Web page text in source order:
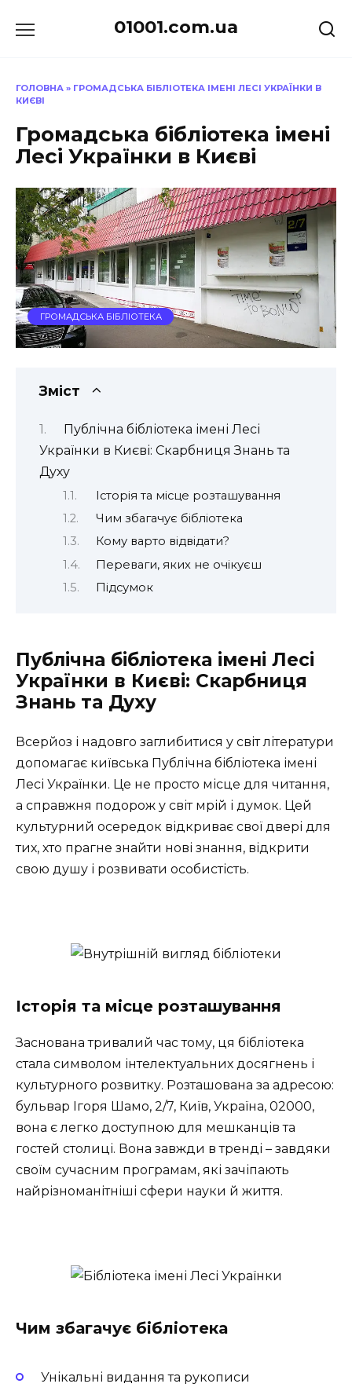
до
01001.com.ua
ГОЛОВНА » ГРОМАДСЬКА БІБЛІОТЕКА ІМЕНІ ЛЕСІ УКРАЇНКИ В
КИЄВІ
Громадська бібліотека імені
Лесі Українки в Києві
ГРОМАДСЬКА БІБЛІОТЕКА
Зміст
Публічна бібліотека імені Лесі
Українки в Києві: Скарбниця Знань та
Духу
Історія та місце розташування
Чим збагачує бібліотека
Кому варто відвідати?
Переваги, яких не очікуєш
Підсумок
Публічна бібліотека імені Лесі
Українки в Києві: Скарбниця
Знань та Духу
Всерйоз і надовго заглибитися у світ літератури
допомагає київська Публічна бібліотека імені
Лесі Українки. Це не просто місце для читання,
а справжня подорож у світ мрій і думок. Цей
культурний осередок відкриває свої двері для
тих, хто прагне знайти нові знання, відкрити
свою душу і розвивати особистість.
Історія та місце розташування
Заснована тривалий час тому, ця бібліотека
стала символом інтелектуальних досягнень і
культурного розвитку. Розташована за адресою:
бульвар Ігоря Шамо, 2/7, Київ, Україна, 02000,
вона є легко доступною для мешканців та
гостей столиці. Вона завжди в тренді – завдяки
своїм сучасним програмам, які зачіпають
найрізноманітніші сфери науки й життя.
Чим збагачує бібліотека
Унікальні видання та рукописи